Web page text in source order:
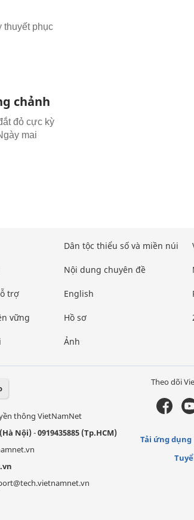
thuyết phục
chảnh
đỏ cực kỳ
mai
trợ
vững
Dân tộc thiểu số và miền núi
Nội dung chuyên đề
English
Hồ sơ
Ảnh
thông VietNamNet
Nội)-0919435885 (Tp.HCM)
Theo dõi
Tải ứng dụng